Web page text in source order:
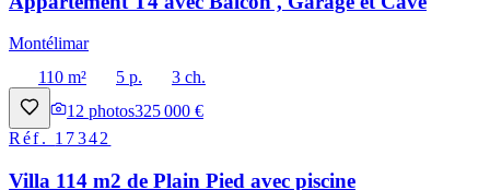
Montélimar
110 m²
5 p.
3 ch.
12 photos325 000 €
Réf. 17342
Villa 114 m2 de Plain Pied avec piscine